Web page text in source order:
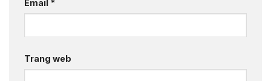
Email *
Trang web